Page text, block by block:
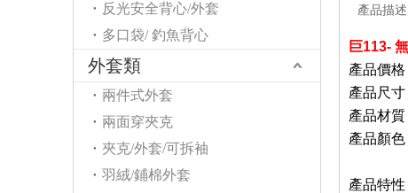
反光安全背心/外套
多口袋/ 釣魚背心
外套類
兩件式外套
兩面穿夾克
夾克/外套/可拆袖
羽絨/鋪棉外套
產品描述
巨113-
產品價
產品尺
產品材質
產品顏
湖藍/
產品特性